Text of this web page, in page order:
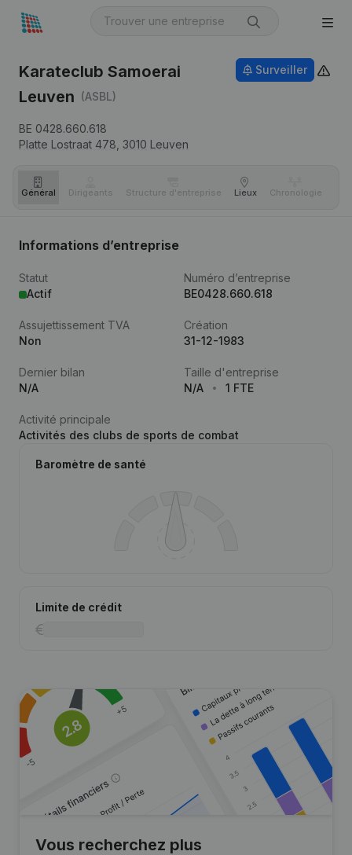
Karateclub Samoerai
Leuven (ASBL)
BE 0428.660.618
Platte Lostraat 478, 3010 Leuven
Surveiller
Général Dirigeants Structure d'entreprise Lieux Chronologie
Informations d’entreprise
Statut
Actif
Numéro d’entreprise
BE0428.660.618
Assujettissement TVA
Non
Création
31-12-1983
Dernier bilan
N/A
Taille d'entreprise
N/A
1 FTE
Activité principale
Activités des clubs de sports de combat
Baromètre de santé
Limite de crédit
Vous recherchez plus